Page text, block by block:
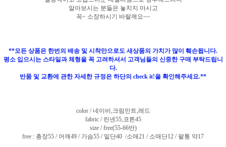
알아보시는 분들은 놓치지 마시고
꼭~ 소장하시기 바랄께요~~
**모든 상품은 한번의 배송 및 시착만으로도 새상품의 가치가 많이 훼손됩니다.
평소 입으시는 스타일과 체형을 꼭 고려하셔서 고객님들의 신중한 구매 부탁드립니
다.
반품 및 교환에 관한 자세한 규정은 하단의 check it!을 확인해주세요.**
color / 네이비,크림민트,레드
fabric / 린넨55,코튼45
size / free(55-66반)
free : 총장55 / 어깨49 / 가슴55 / 밑단40 /소매21 / 소매단12 / 팔통 약17